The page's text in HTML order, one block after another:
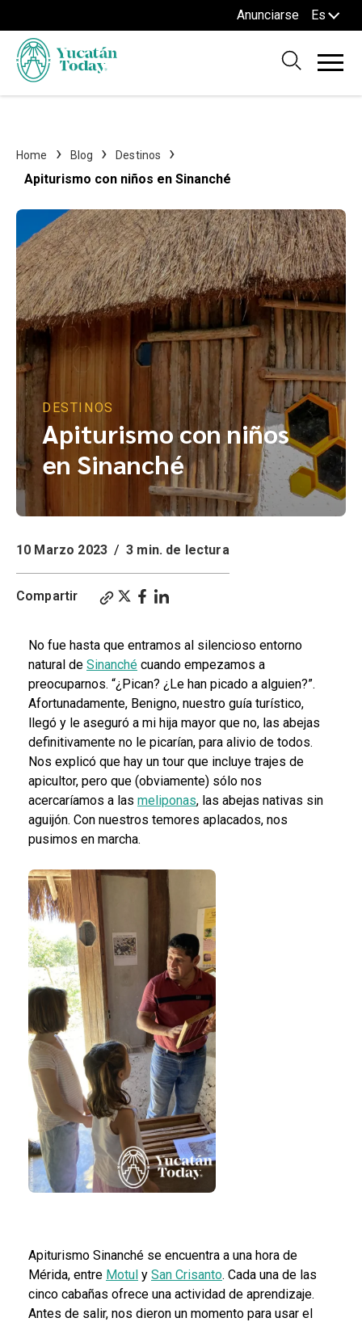
Anunciarse Es
Home Blog Destinos
Apiturismo con niños en Sinanché
DESTINOS
Apiturismo con niños
en Sinanché
10 Marzo 2023 / 3 min. de lectura
Compartir
No fue hasta que entramos al silencioso entorno
natural de Sinanché cuando empezamos a
preocuparnos. “¿Pican? ¿Le han picado a alguien?”.
Afortunadamente, Benigno, nuestro guía turístico,
llegó y le aseguró a mi hija mayor que no, las abejas
definitivamente no le picarían, para alivio de todos.
Nos explicó que hay un tour que incluye trajes de
apicultor, pero que (obviamente) sólo nos
acercaríamos a las meliponas, las abejas nativas sin
aguijón. Con nuestros temores aplacados, nos
pusimos en marcha.
Apiturismo Sinanché se encuentra a una hora de
Mérida, entre Motul y San Crisanto. Cada una de las
cinco cabañas ofrece una actividad de aprendizaje.
Antes de salir, nos dieron un momento para usar el